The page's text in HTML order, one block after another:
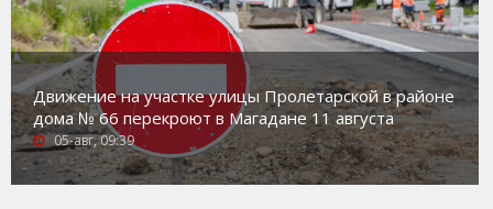
Движение на участке улицы Пролетарской в районе
дома № 66 перекроют в Магадане 11 августа
05-авг, 09:39